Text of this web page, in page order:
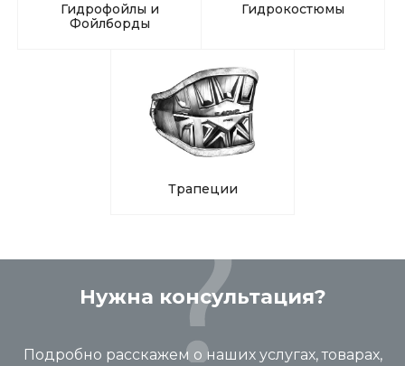
Гидрофойлы и
Фойлборды
Гидрокостюмы
Трапеции
Нужна консультация?
Подробно расскажем о наших услугах, товарах,